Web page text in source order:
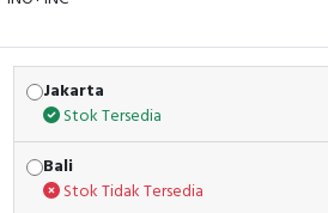
Jakarta
Stok Tersedia
Bali
Stok Tidak Tersedia